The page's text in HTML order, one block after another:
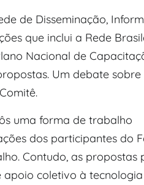
de Disseminação,
que inclui a Rede
Nacional de
Um debate
uma forma de trabalho
dos participantes do
Contudo, as propostas
apoio coletivo à